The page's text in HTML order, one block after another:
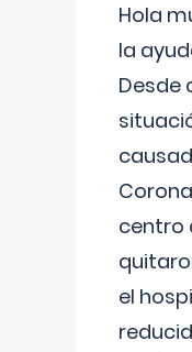
Hola
la
Desde
centro
el